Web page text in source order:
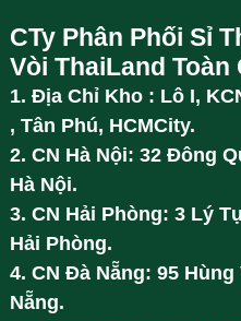
CTy Phân Phối Sỉ
Vòi ThaiLand Toàn
1. Địa Chỉ Kho : Lô I,
, Tân Phú, HCMCity.
2. CN Hà Nội: 32 Đông
Hà Nội.
3. CN Hải Phòng: 3 Lý
Hải Phòng.
4. CN Đà Nẵng: 95
Nẵng.